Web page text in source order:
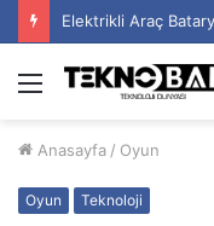
Elektrikli Araç
Menü
Anasayfa / Oyun
Oyun Teknoloji